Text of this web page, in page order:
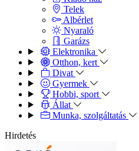
Telek
Albérlet
Nyaraló
Garázs
Elektronika
Otthon, kert
Divat
Gyermek
Hobbi, sport
Állat
Munka, szolgáltatás
Hirdetés